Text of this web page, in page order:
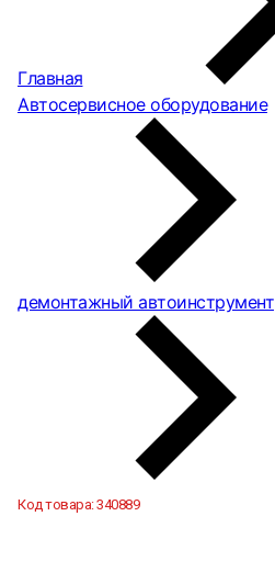
Главная
Автосервисное оборудование
демонтажный автоинструмент
Код товара:340889